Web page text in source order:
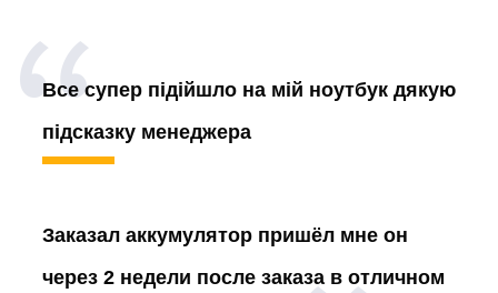
Все супер підійшло на мій ноутбук дякую
підсказку менеджера
Заказал аккумулятор пришёл мне он
через 2 недели после заказа в отличном